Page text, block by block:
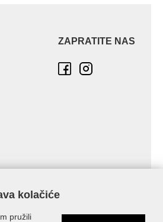
ZAPRATITE NAS
kolačiće
pružili